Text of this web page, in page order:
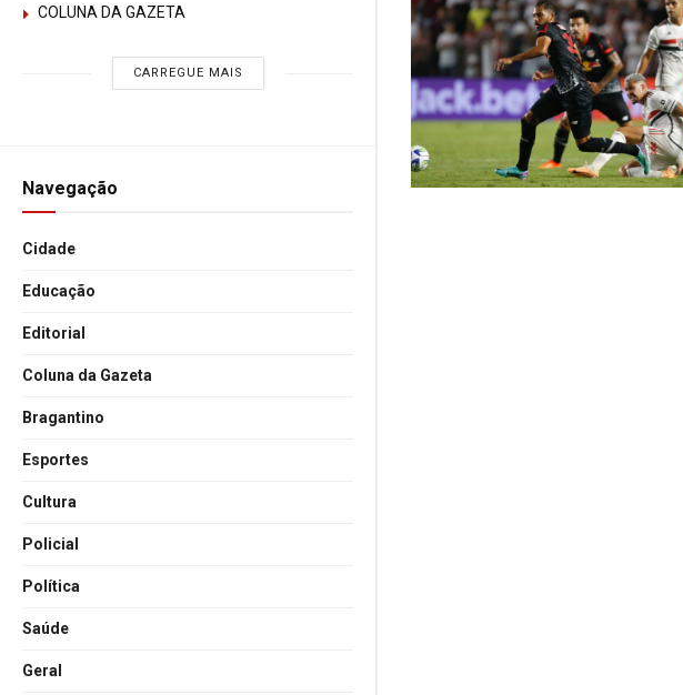
COLUNA DA GAZETA
CARREGUE MAIS
Navegação
Cidade
Educação
Editorial
Coluna da Gazeta
Bragantino
Esportes
Cultura
Policial
Política
Saúde
Geral